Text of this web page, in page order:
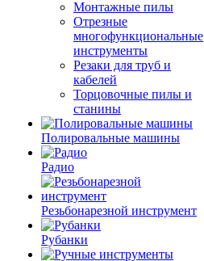
Монтажные пилы
Отрезные
многофункциональные
инструменты
Резаки для труб и
кабелей
Торцовочные пилы и
станины
Полировальные машины
Радио
Резьбонарезной инструмент
Рубанки